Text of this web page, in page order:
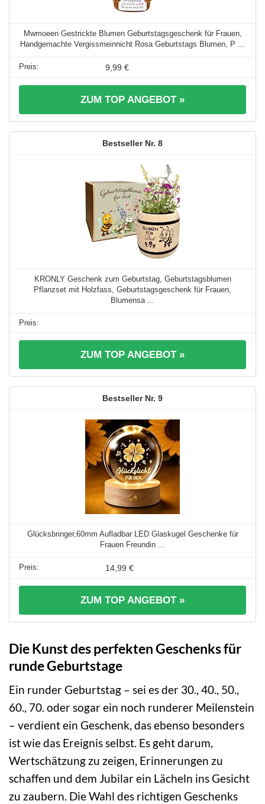
Mwmoeen Gestrickte Blumen Geburtstagsgeschenk für Frauen,
Handgemachte Vergissmeinnicht Rosa Geburtstags Blumen, P ...
9,99 €
ZUM TOP ANGEBOT »
8
KRONLY Geschenk zum Geburtstag, Geburtstagsblumen
Pflanzset mit Holzfass, Geburtstagsgeschenk für Frauen,
Blumensa ...
ZUM TOP ANGEBOT »
9
Glücksbringer,60mm Aufladbar LED Glaskugel Geschenke für
Frauen Freundin ...
14,99 €
ZUM TOP ANGEBOT »
Die Kunst des perfekten Geschenks für
runde Geburtstage
Ein runder Geburtstag – sei es der 30., 40., 50.,
60., 70. oder sogar ein noch runderer Meilenstein
– verdient ein Geschenk, das ebenso besonders
ist wie das Ereignis selbst. Es geht darum,
Wertschätzung zu zeigen, Erinnerungen zu
schaffen und dem Jubilar ein Lächeln ins Gesicht
zu zaubern. Die Wahl des richtigen Geschenks